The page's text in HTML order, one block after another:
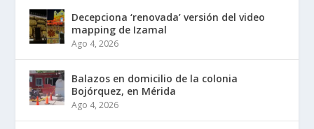
Decepciona ‘renovada’ versión del video
mapping de Izamal
Ago 4, 2026
Balazos en domicilio de la colonia
Bojórquez, en Mérida
Ago 4, 2026